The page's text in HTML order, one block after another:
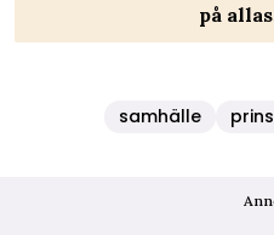
på
samhälle